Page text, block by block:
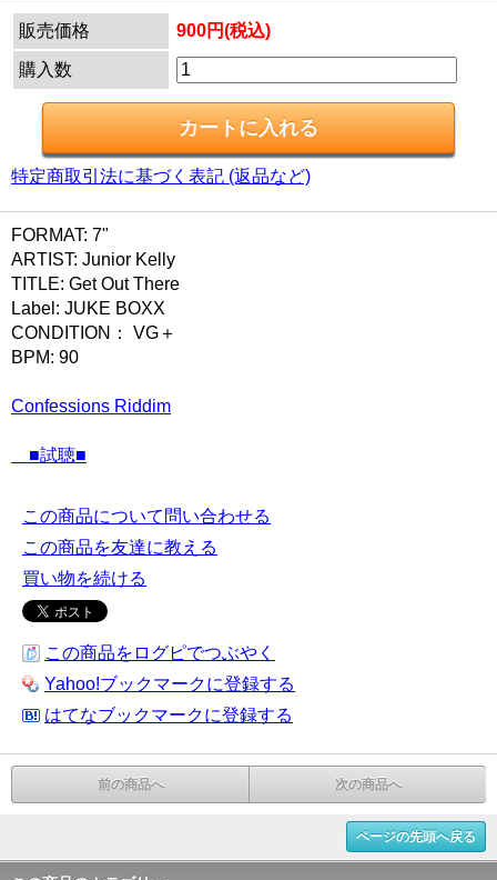
販売価格 900円(税込)
購入数
特定商取引法に基づく表記 (返品など)
FORMAT: 7"
ARTIST: Junior Kelly
TITLE: Get Out There
Label: JUKE BOXX
CONDITION： VG＋
BPM: 90
Confessions Riddim
■試聴■
この商品について問い合わせる
この商品を友達に教える
買い物を続ける
この商品をログピでつぶやく
Yahoo!ブックマークに登録する
はてなブックマークに登録する
前の商品へ 次の商品へ
ページの先頭へ戻る